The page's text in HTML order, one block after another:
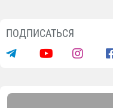
ПОДПИСАТЬСЯ